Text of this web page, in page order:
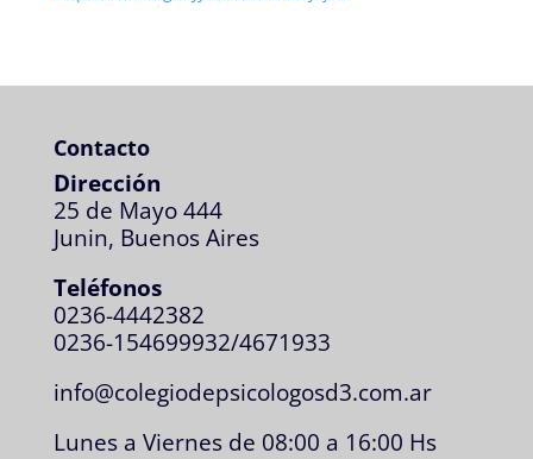
Contacto
Dirección
25 de Mayo 444
Junin, Buenos Aires
Teléfonos
0236-4442382
0236-154699932/4671933
info@colegiodepsicologosd3.com.ar
Lunes a Viernes de 08:00 a 16:00 Hs